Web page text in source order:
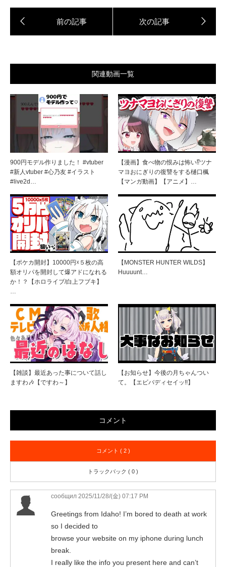
関連動画一覧
900円モデル作りました！ #vtuber
#新人vtuber #心乃友 #イラスト
#live2d…
【漫画】食べ物の恨みは怖い⁉ツナ
マヨおにぎりの復讐をする樋口楓
【マンガ動画】【アニメ】…
【ポケカ開封】10000円☓５枚の高
額オリパを開封して爆アドになれる
か！？【ホロライブ/白上フブキ】
…
【MONSTER HUNTER WILDS】
Huuuunt…
【雑談】最近あった事について話し
ますわ🎶【ですわ～】
【お知らせ】今後の月ちゃんつい
て。【エビバディセイッ!!】
コメント
コメント ( 2 )
トラックバック ( 0 )
сообщил 2025/11/28/(金) 07:17 PM
Greetings from Idaho! I’m bored to death at work
so I decided to
browse your website on my iphone during lunch
break.
I really like the info you present here and can’t